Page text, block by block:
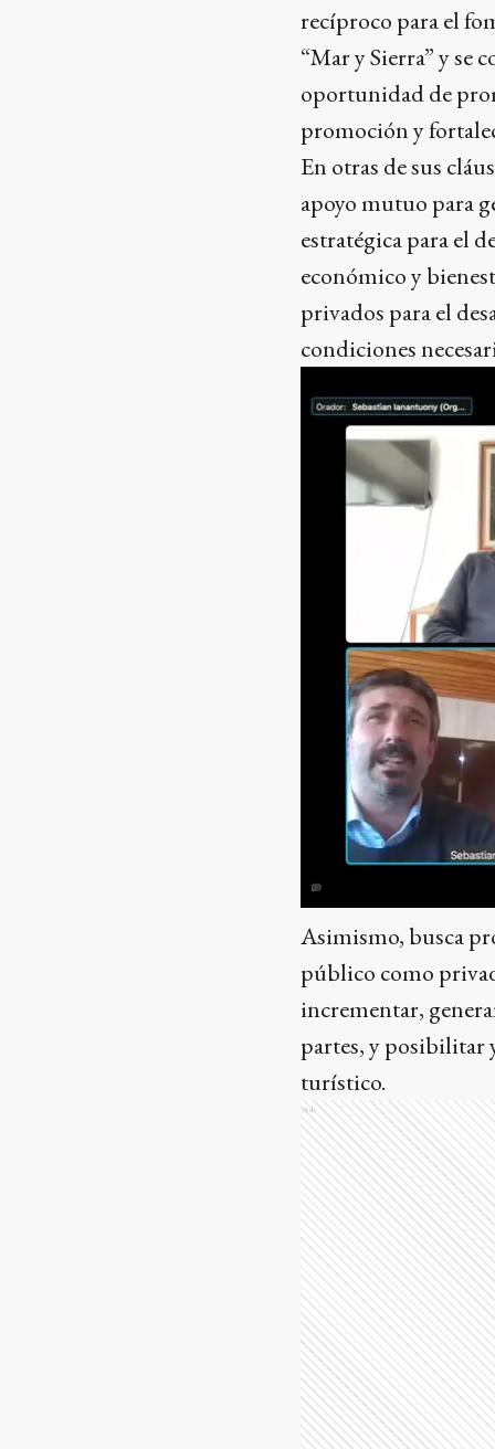
recíproco para el
“Mar y Sierra” y se
oportunidad de
promoción y
En otras de sus
apoyo mutuo para
estratégica para el
económico y
privados para el
condiciones
Asimismo, busca
público como
incrementar,
partes, y posibilitar
turístico.
Ads